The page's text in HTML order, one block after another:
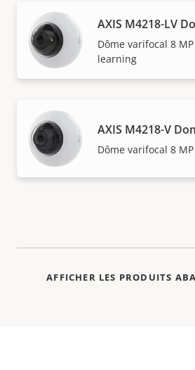
AXIS M4218-LV
Dôme varifocal 8
learning
AXIS M4218-V
Dôme varifocal 8
AFFICHER LES PRODUITS